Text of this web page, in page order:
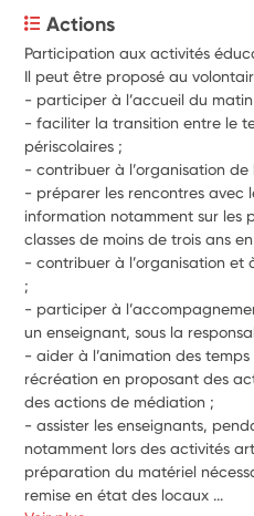
Actions
-
- faciliter la transition entre le
-
- préparer les rencontres avec
information notamment sur les
- contribuer à l’organisation et
- participer à
- aider à l’animation des
récréation en proposant des
- assister les enseignants,
notamment lors des activités
préparation du matériel
remise en état des locaux ...